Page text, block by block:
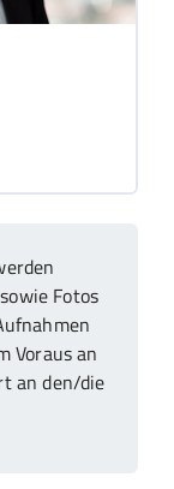
Fotos
Voraus an
an den/die